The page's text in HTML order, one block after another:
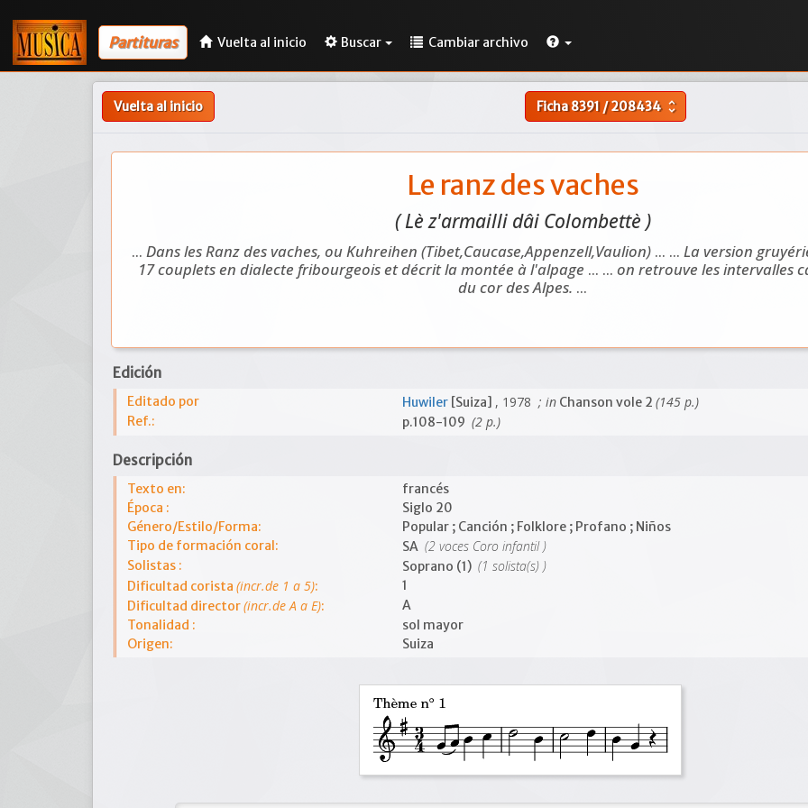
Partituras Vuelta al inicio Buscar Cambiar archivo
Vuelta al inicio Ficha8391 /208434 unfold_more
Le ranz des vaches
( Lè z'armailli dâi Colombettè )
... Dans les Ranz des vaches, ou Kuhreihen (Tibet,Caucase,Appenzell,Vaulion)... ... La version
17 couplets en dialecte fribourgeois et décrit la montée à l'alpage ... ...on retrouve les intervalles
du cor des Alpes. ...
Edición
Editado por Huwiler [Suiza] , 1978 ; in Chanson vole 2(145 p.)
Ref.: p.108-109 (2 p.)
Descripción
Texto en:
francés
Época :
Siglo 20
Género/Estilo/Forma:
Popular ; Canción ; Folklore ; Profano ; Niños
Tipo de formación coral:
SA (2 voces Coro infantil )
Solistas : Soprano (1) (1 solista(s) )
Dificultad corista (incr.de 1 a 5):
1
Dificultad director(incr.de A a E):
A
Tonalidad :
sol mayor
Origen:
Suiza